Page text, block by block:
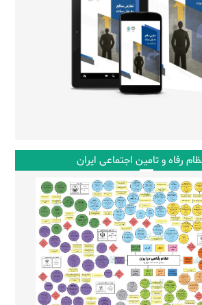
رفاه و تامین اجتماعی ایران